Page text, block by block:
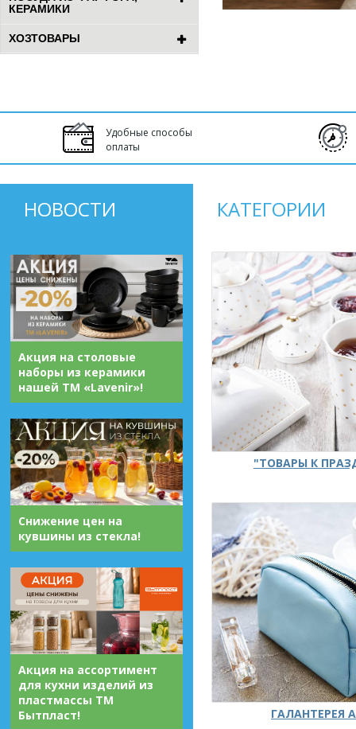
КЕРАМИКИ
ХОЗТОВАРЫ
Удобные способы
оплаты
НОВОСТИ
Акция на столовые
наборы из керамики
нашей ТМ «Lavenir»!
Снижение цен на
кувшины из стекла!
Акция на ассортимент
для кухни изделий из
пластмассы ТМ
Бытпласт!
КАТЕГОРИИ
"ТОВАРЫ К
ГАЛАНТЕРЕЯ